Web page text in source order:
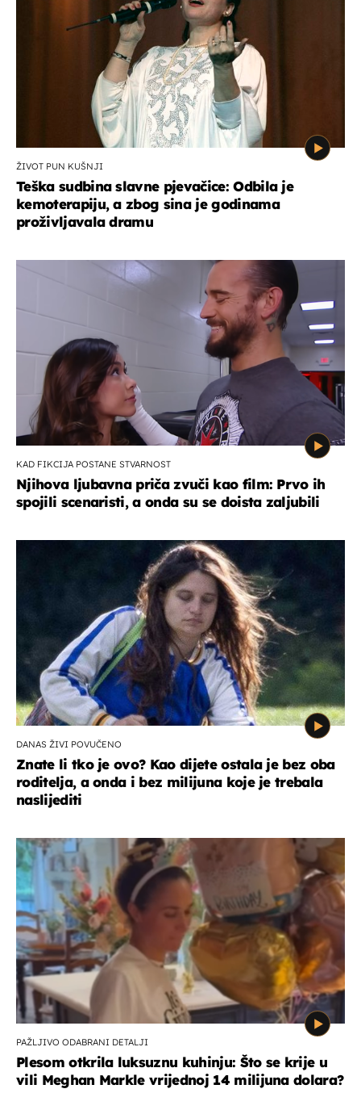
ŽIVOT PUN KUŠNJI
Teška sudbina slavne pjevačice: Odbila je
kemoterapiju, a zbog sina je godinama
proživljavala dramu
KAD FIKCIJA POSTANE STVARNOST
Njihova ljubavna priča zvuči kao film: Prvo ih
spojili scenaristi, a onda su se doista zaljubili
DANAS ŽIVI POVUČENO
Znate li tko je ovo? Kao dijete ostala je bez oba
roditelja, a onda i bez milijuna koje je trebala
naslijediti
PAŽLJIVO ODABRANI DETALJI
Plesom otkrila luksuznu kuhinju: Što se krije u
vili Meghan Markle vrijednoj 14 milijuna dolara?